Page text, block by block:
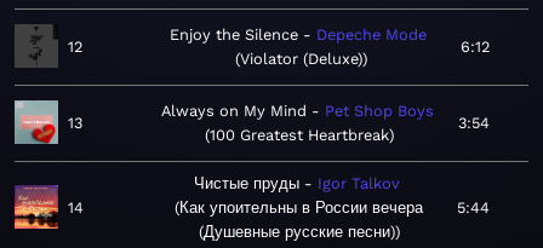
12
Enjoy the Silence
Depeche Mode
Violator (Deluxe)
6:12
13
Always on My Mind
Pet Shop Boys
100 Greatest Heartbreak
3:54
14
Чистые пруды
Igor Talkov
Как упоительны в России вечера
(Душевные русские песни)
5:44